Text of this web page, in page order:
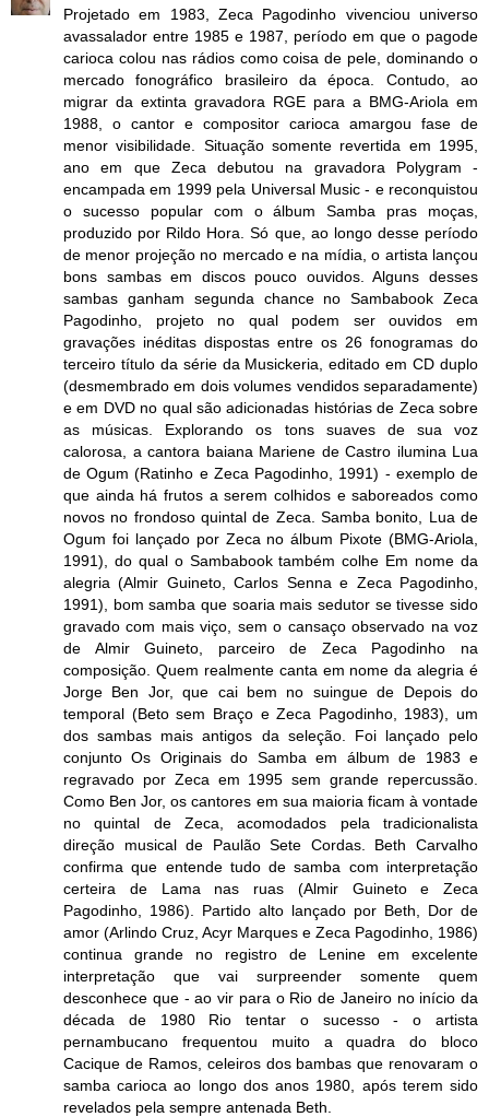
Projetado em 1983, Zeca Pagodinho vivenciou universo
avassalador entre 1985 e 1987, período em que o pagode
carioca colou nas rádios como coisa de pele, dominando o
mercado fonográfico brasileiro da época. Contudo, ao
migrar da extinta gravadora RGE para a BMG-Ariola em
1988, o cantor e compositor carioca amargou fase de
menor visibilidade. Situação somente revertida em 1995,
ano em que Zeca debutou na gravadora Polygram -
encampada em 1999 pela Universal Music - e reconquistou
o sucesso popular com o álbum Samba pras moças,
produzido por Rildo Hora. Só que, ao longo desse período
de menor projeção no mercado e na mídia, o artista lançou
bons sambas em discos pouco ouvidos. Alguns desses
sambas ganham segunda chance no Sambabook Zeca
Pagodinho, projeto no qual podem ser ouvidos em
gravações inéditas dispostas entre os 26 fonogramas do
terceiro título da série da Musickeria, editado em CD duplo
(desmembrado em dois volumes vendidos separadamente)
e em DVD no qual são adicionadas histórias de Zeca sobre
as músicas. Explorando os tons suaves de sua voz
calorosa, a cantora baiana Mariene de Castro ilumina Lua
de Ogum (Ratinho e Zeca Pagodinho, 1991) - exemplo de
que ainda há frutos a serem colhidos e saboreados como
novos no frondoso quintal de Zeca. Samba bonito, Lua de
Ogum foi lançado por Zeca no álbum Pixote (BMG-Ariola,
1991), do qual o Sambabook também colhe Em nome da
alegria (Almir Guineto, Carlos Senna e Zeca Pagodinho,
1991), bom samba que soaria mais sedutor se tivesse sido
gravado com mais viço, sem o cansaço observado na voz
de Almir Guineto, parceiro de Zeca Pagodinho na
composição. Quem realmente canta em nome da alegria é
Jorge Ben Jor, que cai bem no suingue de Depois do
temporal (Beto sem Braço e Zeca Pagodinho, 1983), um
dos sambas mais antigos da seleção. Foi lançado pelo
conjunto Os Originais do Samba em álbum de 1983 e
regravado por Zeca em 1995 sem grande repercussão.
Como Ben Jor, os cantores em sua maioria ficam à vontade
no quintal de Zeca, acomodados pela tradicionalista
direção musical de Paulão Sete Cordas. Beth Carvalho
confirma que entende tudo de samba com interpretação
certeira de Lama nas ruas (Almir Guineto e Zeca
Pagodinho, 1986). Partido alto lançado por Beth, Dor de
amor (Arlindo Cruz, Acyr Marques e Zeca Pagodinho, 1986)
continua grande no registro de Lenine em excelente
interpretação que vai surpreender somente quem
desconhece que - ao vir para o Rio de Janeiro no início da
década de 1980 Rio tentar o sucesso - o artista
pernambucano frequentou muito a quadra do bloco
Cacique de Ramos, celeiros dos bambas que renovaram o
samba carioca ao longo dos anos 1980, após terem sido
revelados pela sempre antenada Beth.